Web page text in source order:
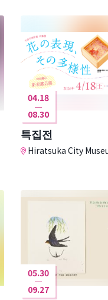
04.18
08.30
특집전
Hiratsuka City
05.30
09.27